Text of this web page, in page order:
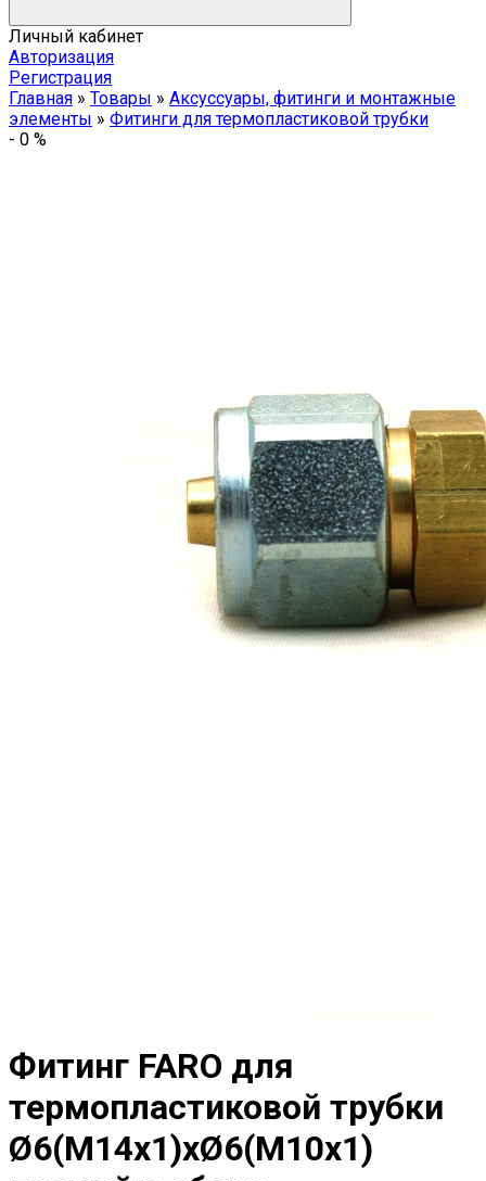
Личный кабинет
Авторизация
Регистрация
Главная » Товары » Аксуссуары, фитинги и монтажные
элементы » Фитинги для термопластиковой трубки
- 0 %
Фитинг FARO для
термопластиковой трубки
Ø6(M14x1)хØ6(M10х1)